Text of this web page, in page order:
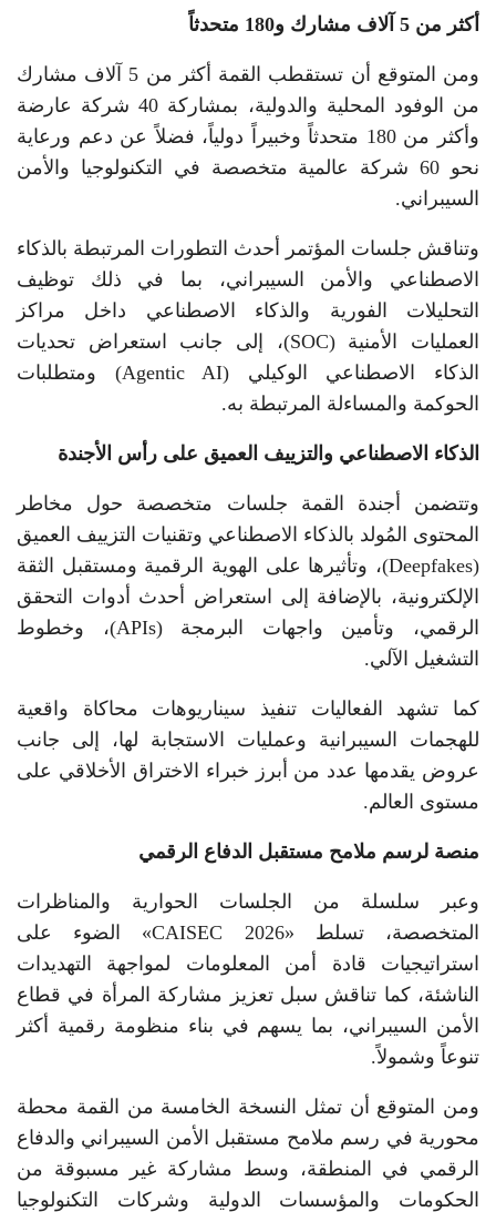
أكثر من 5 آلاف مشارك و180 متحدثاً
ومن المتوقع أن تستقطب القمة أكثر من 5 آلاف مشارك
من الوفود المحلية والدولية، بمشاركة 40 شركة عارضة
وأكثر من 180 متحدثاً وخبيراً دولياً، فضلاً عن دعم ورعاية
نحو 60 شركة عالمية متخصصة في التكنولوجيا والأمن
السيبراني.
وتناقش جلسات المؤتمر أحدث التطورات المرتبطة بالذكاء
الاصطناعي والأمن السيبراني، بما في ذلك توظيف
التحليلات الفورية والذكاء الاصطناعي داخل مراكز
العمليات الأمنية (SOC)، إلى جانب استعراض تحديات
الذكاء الاصطناعي الوكيلي (Agentic AI) ومتطلبات
الحوكمة والمساءلة المرتبطة به.
الذكاء الاصطناعي والتزييف العميق على رأس الأجندة
وتتضمن أجندة القمة جلسات متخصصة حول مخاطر
المحتوى المُولد بالذكاء الاصطناعي وتقنيات التزييف العميق
(Deepfakes)، وتأثيرها على الهوية الرقمية ومستقبل الثقة
الإلكترونية، بالإضافة إلى استعراض أحدث أدوات التحقق
الرقمي، وتأمين واجهات البرمجة (APIs)، وخطوط
التشغيل الآلي.
كما تشهد الفعاليات تنفيذ سيناريوهات محاكاة واقعية
للهجمات السيبرانية وعمليات الاستجابة لها، إلى جانب
عروض يقدمها عدد من أبرز خبراء الاختراق الأخلاقي على
مستوى العالم.
منصة لرسم ملامح مستقبل الدفاع الرقمي
وعبر سلسلة من الجلسات الحوارية والمناظرات
المتخصصة، تسلط «CAISEC 2026» الضوء على
استراتيجيات قادة أمن المعلومات لمواجهة التهديدات
الناشئة، كما تناقش سبل تعزيز مشاركة المرأة في قطاع
الأمن السيبراني، بما يسهم في بناء منظومة رقمية أكثر
تنوعاً وشمولاً.
ومن المتوقع أن تمثل النسخة الخامسة من القمة محطة
محورية في رسم ملامح مستقبل الأمن السيبراني والدفاع
الرقمي في المنطقة، وسط مشاركة غير مسبوقة من
الحكومات والمؤسسات الدولية وشركات التكنولوجيا